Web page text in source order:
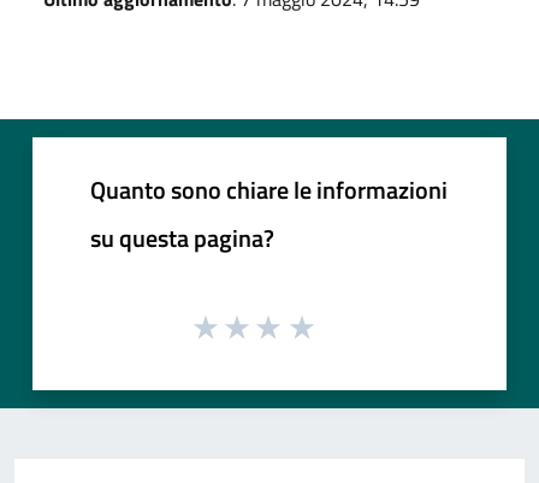
Quanto sono chiare le informazioni
su questa pagina?